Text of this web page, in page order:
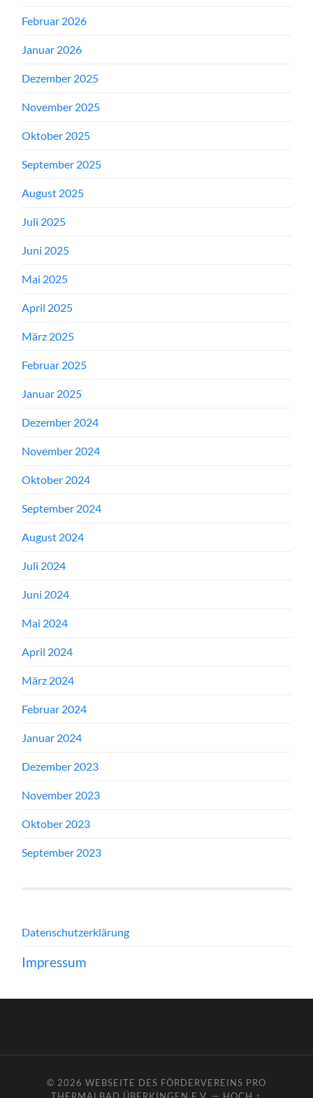
Februar 2026
Januar 2026
Dezember 2025
November 2025
Oktober 2025
September 2025
August 2025
Juli 2025
Juni 2025
Mai 2025
April 2025
März 2025
Februar 2025
Januar 2025
Dezember 2024
November 2024
Oktober 2024
September 2024
August 2024
Juli 2024
Juni 2024
Mai 2024
April 2024
März 2024
Februar 2024
Januar 2024
Dezember 2023
November 2023
Oktober 2023
September 2023
Datenschutzerklärung
Impressum
© 2026 WEBSEITE DES FÖRDERVEREINS PRO